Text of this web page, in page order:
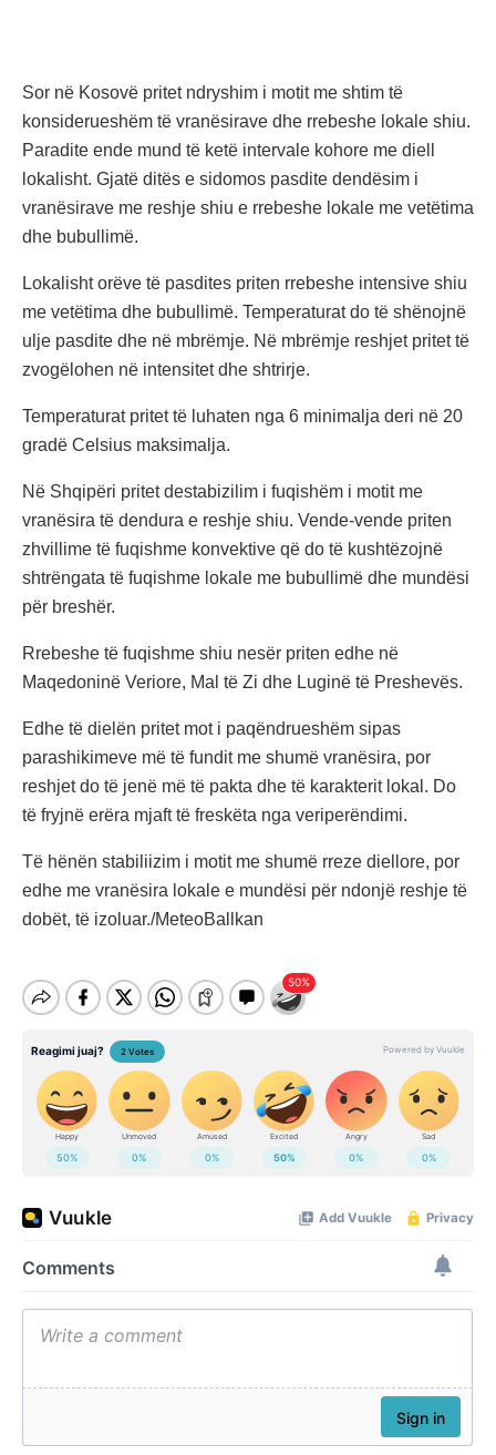
Sor në Kosovë pritet ndryshim i motit me shtim të
konsiderueshëm të vranësirave dhe rrebeshe lokale shiu.
Paradite ende mund të ketë intervale kohore me diell
lokalisht. Gjatë ditës e sidomos pasdite dendësim i
vranësirave me reshje shiu e rrebeshe lokale me vetëtima
dhe bubullimë.
Lokalisht orëve të pasdites priten rrebeshe intensive shiu
me vetëtima dhe bubullimë. Temperaturat do të shënojnë
ulje pasdite dhe në mbrëmje. Në mbrëmje reshjet pritet të
zvogëlohen në intensitet dhe shtrirje.
Temperaturat pritet të luhaten nga 6 minimalja deri në 20
gradë Celsius maksimalja.
Në Shqipëri pritet destabizilim i fuqishëm i motit me
vranësira të dendura e reshje shiu. Vende-vende priten
zhvillime të fuqishme konvektive që do të kushtëzojnë
shtrëngata të fuqishme lokale me bubullimë dhe mundësi
për breshër.
Rrebeshe të fuqishme shiu nesër priten edhe në
Maqedoninë Veriore, Mal të Zi dhe Luginë të Preshevës.
Edhe të dielën pritet mot i paqëndrueshëm sipas
parashikimeve më të fundit me shumë vranësira, por
reshjet do të jenë më të pakta dhe të karakterit lokal. Do
të fryjnë erëra mjaft të freskëta nga veriperëndimi.
Të hënën stabiliizim i motit me shumë rreze diellore, por
edhe me vranësira lokale e mundësi për ndonjë reshje të
dobët, të izoluar./MeteoBallkan